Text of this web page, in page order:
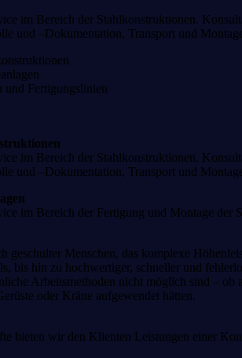
im Bereich der Stahlkonstruktionen.
und –Dokumentation, Transport und
und Fertigungslinien
im Bereich der Stahlkonstruktionen.
und –Dokumentation, Transport und
im Bereich der Fertigung und Montage
geschulter Menschen, das komplexe
bis hin zu hochwertiger, schneller und
Arbeitsmethoden nicht möglich sind –
oder Kräne aufgewendet hätten.
bieten wir den Klienten Leistungen einer